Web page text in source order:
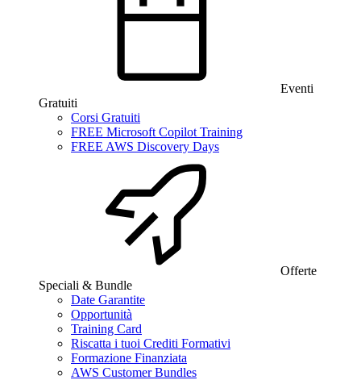
Eventi
Gratuiti
Corsi Gratuiti
FREE Microsoft Copilot Training
FREE AWS Discovery Days
Offerte
Speciali & Bundle
Date Garantite
Opportunità
Training Card
Riscatta i tuoi Crediti Formativi
Formazione Finanziata
AWS Customer Bundles